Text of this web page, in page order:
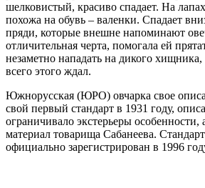
шелковистый, красиво спадает. На
похожа на обувь – валенки. Спадает
пряди, которые внешне напоминают
отличительная черта, помогала ей
незаметно нападать на дикого
всего этого ждал.
Южнорусская (ЮРО) овчарка свое
свой первый стандарт в 1931 году,
ограничивало экстерьеры особенности,
материал товарища Сабанеева.
официально зарегистрирован в 1996